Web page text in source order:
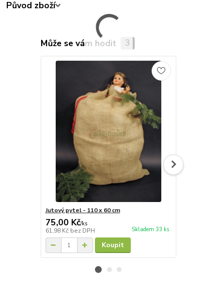
Původ zboží
Může se vám hodit 3
Jutový pytel - 110 x 60 cm
75,00 Kč/ks
61,98 Kč bez DPH Skladem 33 ks
Koupit